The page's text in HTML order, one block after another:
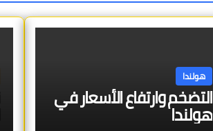
هولندا
التضخم وارتفاع الأسعار في
هولندا